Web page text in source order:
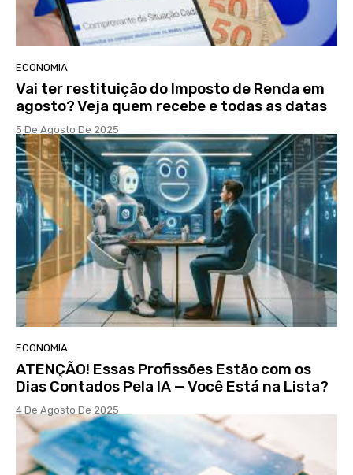
ECONOMIA
Vai ter restituição do Imposto de Renda em
agosto? Veja quem recebe e todas as datas
5 De Agosto De 2025
ECONOMIA
ATENÇÃO! Essas Profissões Estão com os
Dias Contados Pela IA — Você Está na Lista?
4 De Agosto De 2025